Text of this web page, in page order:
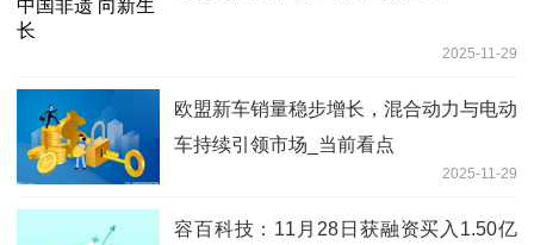
2025-11-29
欧盟新车销量稳步增长，混合动力与电动
车持续引领市场_当前看点
2025-11-29
容百科技：11月28日获融资买入1.50亿